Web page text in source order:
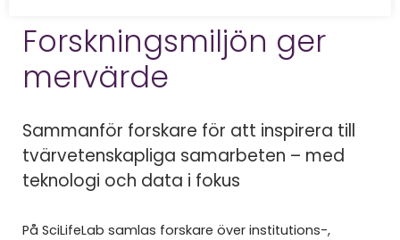
Forskningsmiljön ger
mervärde
Sammanför forskare för att inspirera till
tvärvetenskapliga samarbeten – med
teknologi och data i fokus
På SciLifeLab samlas forskare över institutions-,